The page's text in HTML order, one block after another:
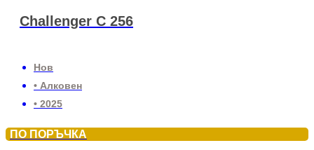
Challenger C 256
Нов
• Алковен
• 2025
ПО ПОРЪЧКА